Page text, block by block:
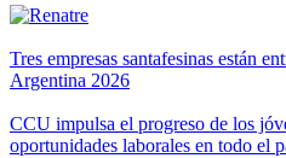
Tres empresas santafesinas están
Argentina 2026
CCU impulsa el progreso de los
oportunidades laborales en todo el